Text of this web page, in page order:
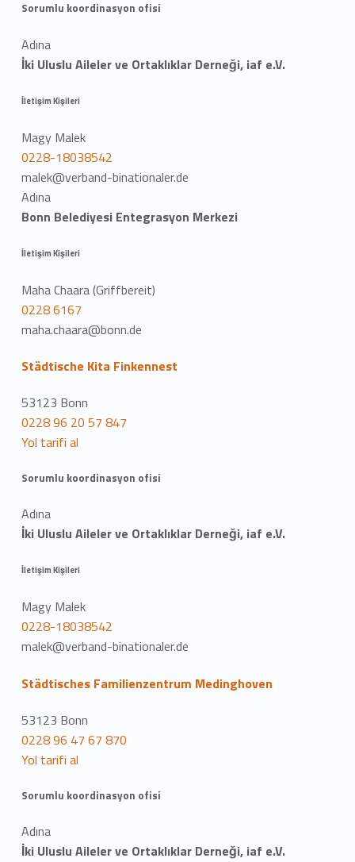
Sorumlu koordinasyon ofisi
Adına
İki Uluslu Aileler ve Ortaklıklar Derneği, iaf e.V.
İletişim Kişileri
Magy Malek
0228-18038542
malek@verband-binationaler.de
Adına
Bonn Belediyesi Entegrasyon Merkezi
İletişim Kişileri
Maha Chaara (Griffbereit)
0228 6167
maha.chaara@bonn.de
Städtische Kita Finkennest
53123 Bonn
0228 96 20 57 847
Yol tarifi al
Sorumlu koordinasyon ofisi
Adına
İki Uluslu Aileler ve Ortaklıklar Derneği, iaf e.V.
İletişim Kişileri
Magy Malek
0228-18038542
malek@verband-binationaler.de
Städtisches Familienzentrum Medinghoven
53123 Bonn
0228 96 47 67 870
Yol tarifi al
Sorumlu koordinasyon ofisi
Adına
İki Uluslu Aileler ve Ortaklıklar Derneği, iaf e.V.